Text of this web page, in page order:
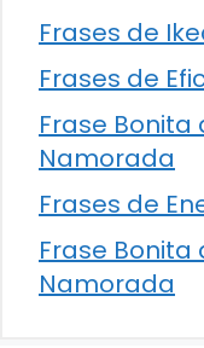
Frases de
Frases de
Frase Bonita
Namorada
Frases de
Frase Bonita
Namorada